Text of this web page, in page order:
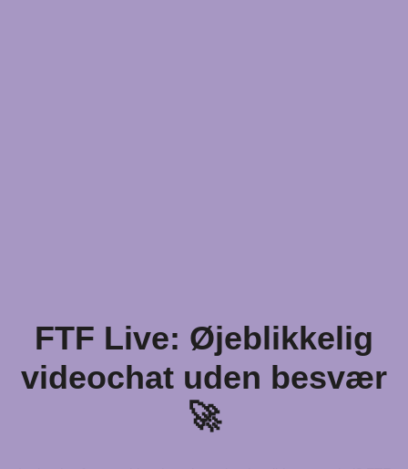
FTF Live: Øjeblikkelig
videochat uden besvær
🚀